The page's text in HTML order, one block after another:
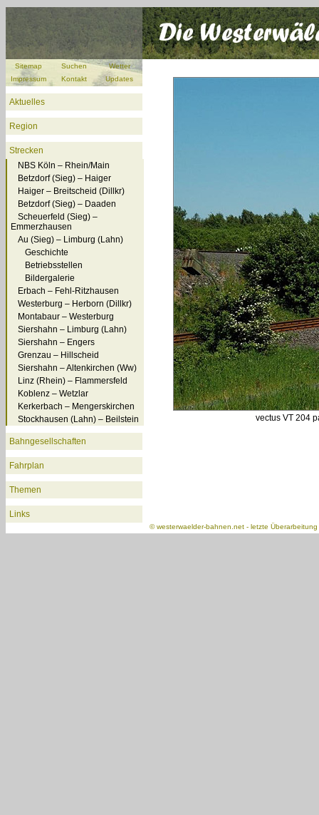
Sitemap Suchen
Wetter
Impressum
Kontakt Updates
Aktuelles
Region
Strecken
NBS Köln – Rhein/Main
Betzdorf (Sieg) – Haiger
Haiger – Breitscheid (Dillkr)
Betzdorf (Sieg) – Daaden
Scheuerfeld (Sieg) –
Emmerzhausen
Au (Sieg) – Limburg (Lahn)
Geschichte
Betriebsstellen
Bildergalerie
Erbach – Fehl-Ritzhausen
Westerburg – Herborn (Dillkr)
Montabaur – Westerburg
Siershahn – Limburg (Lahn)
Siershahn – Engers
Grenzau – Hillscheid
Siershahn – Altenkirchen (Ww)
Linz (Rhein) – Flammersfeld
Koblenz – Wetzlar
Kerkerbach – Mengerskirchen
Stockhausen (Lahn) – Beilstein
Bahngesellschaften
Fahrplan
Themen
Links
vectus VT 204
©westerwaelder-bahnen.net - letzte